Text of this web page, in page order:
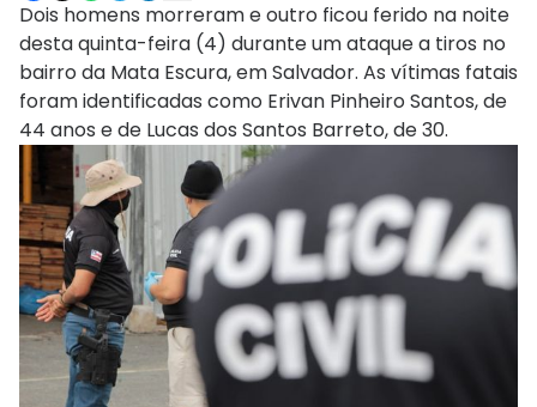
Dois homens morreram e outro ficou ferido na noite
desta quinta-feira (4) durante um ataque a tiros no
bairro da Mata Escura, em Salvador. As vítimas fatais
foram identificadas como Erivan Pinheiro Santos, de
44 anos e de Lucas dos Santos Barreto, de 30.